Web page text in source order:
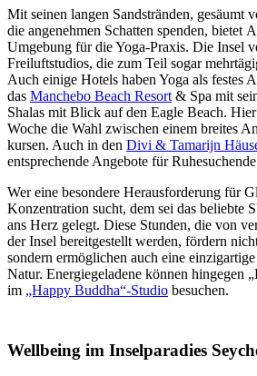
Mit seinen langen Sandstränden, gesäumt
die angenehmen Schatten spenden, bietet
Umgebung für die Yoga-Praxis. Die Insel
Freiluftstudios, die zum Teil sogar
Auch einige Hotels haben Yoga als festes
das Manchebo Beach Resort & Spa mit
Shalas mit Blick auf den Eagle Beach.
Woche die Wahl zwischen einem breites
kursen. Auch in den Divi & Tamarijn
entsprechende Angebote für
Wer eine besondere Herausforderung für
Konzentration sucht, dem sei das beliebte
ans Herz gelegt. Diese Stunden, die von
der Insel bereitgestellt werden, fördern
sondern ermöglichen auch eine
Natur. Energiegeladene können hingegen
im „Happy Buddha“-Studio besuchen.
Wellbeing im Inselparadies